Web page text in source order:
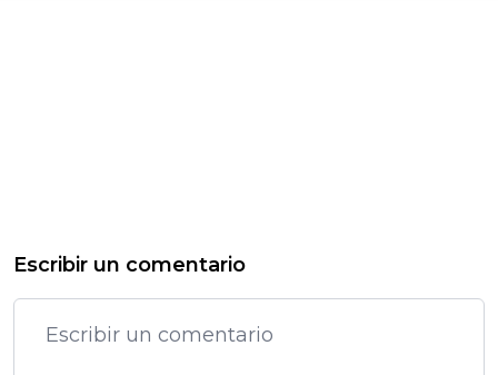
Escribir un comentario